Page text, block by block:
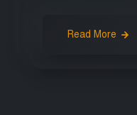
Read More